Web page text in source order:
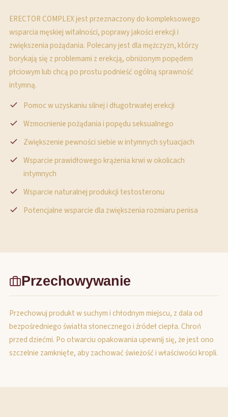
ERECTOR COMPLEX jest przeznaczony do kompleksowego
wsparcia męskiej witalności, poprawy jakości erekcji i
zwiększenia pożądania. Polecany jest dla mężczyzn, którzy
borykają się z problemami z erekcją, obniżonym popędem
płciowym lub chcą po prostu podnieść ogólną sprawność
intymną.
Pomoc w uzyskaniu silnej i długotrwałej erekcji
Wzmocnienie pożądania i popędu seksualnego
Zwiększenie pewności siebie w intymnych sytuacjach
Wsparcie prawidłowego krążenia krwi w okolicach
intymnych
Wsparcie naturalnej produkcji testosteronu
Potencjalne wsparcie dla zwiększenia rozmiaru penisa
Przechowywanie
Przechowuj produkt w suchym i chłodnym miejscu, z dala od
bezpośredniego światła słonecznego i źródeł ciepła. Chroń
przed dziećmi. Po otwarciu opakowania upewnij się, że jest ono
szczelnie zamknięte, aby zachować świeżość i właściwości kropli.